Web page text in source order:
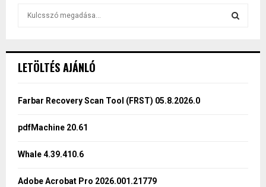
h
o
LETÖLTÉS AJÁNLÓ
Farbar Recovery Scan Tool (FRST) 05.8.2026.0
pdfMachine 20.61
Whale 4.39.410.6
Adobe Acrobat Pro 2026.001.21779